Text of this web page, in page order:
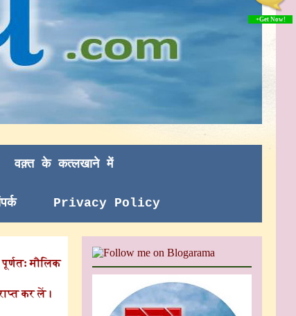
वक़्त के कत्लखाने में
Privacy Policy
पूर्णत: मौलिक
कर लें।
+Get Now!